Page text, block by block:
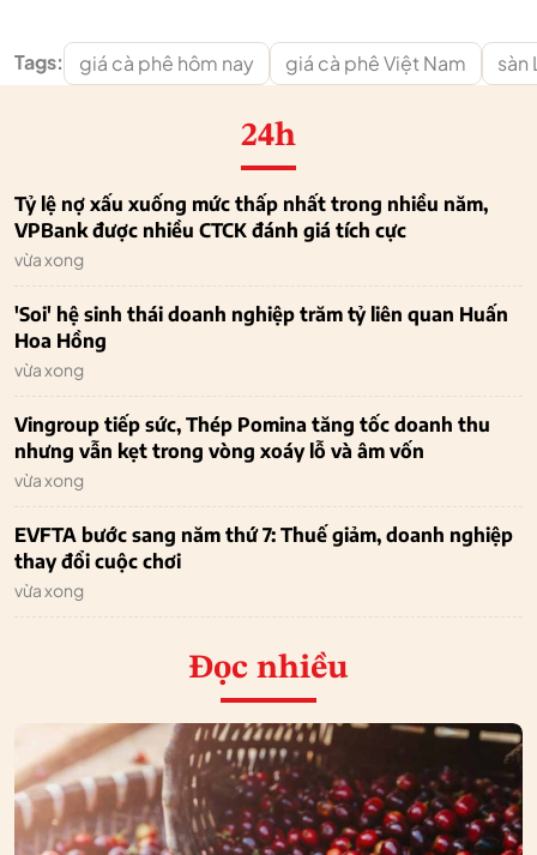
Tags: giá cà phê hôm nay giá cà phê Việt Nam sàn
24h
Tỷ lệ nợ xấu xuống mức thấp nhất trong nhiều năm,
VPBank được nhiều CTCK đánh giá tích cực
vừa xong
'Soi' hệ sinh thái doanh nghiệp trăm tỷ liên quan Huấn
Hoa Hồng
vừa xong
Vingroup tiếp sức, Thép Pomina tăng tốc doanh thu
nhưng vẫn kẹt trong vòng xoáy lỗ và âm vốn
vừa xong
EVFTA bước sang năm thứ 7: Thuế giảm, doanh nghiệp
thay đổi cuộc chơi
vừa xong
Đọc nhiều